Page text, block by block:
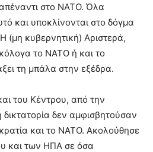
απέναντι στο ΝΑΤΟ. Όλα
και υποκλίνονται στο δόγμα
(μη κυβερνητική) Αριστερά,
το ΝΑΤΟ ή και το
τη μπάλα στην εξέδρα.
του Κέντρου, από την
δικτατορία δεν αμφισβητούσαν
και το ΝΑΤΟ. Ακολούθησε
και των ΗΠΑ σε όσα